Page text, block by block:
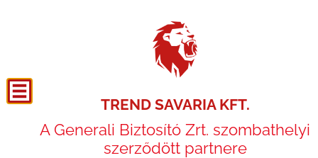
TREND SAVARIA KFT.
A Generali Biztosító Zrt. szombathelyi
szerződött partnere